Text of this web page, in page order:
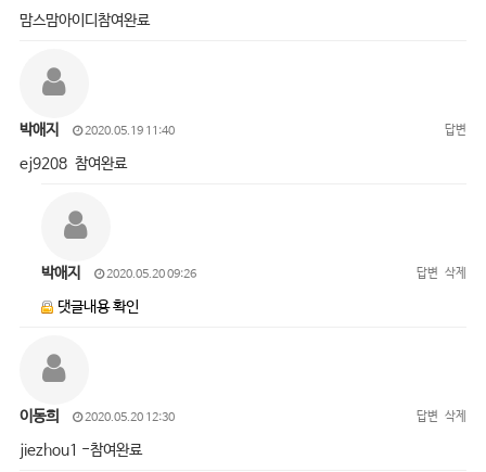
맘스맘아이디참여완료
박애지 2020.05.19 11:40 답변
ej9208 참여완료
박애지 2020.05.20 09:26 답변 삭제
댓글내용 확인
이동희 2020.05.20 12:30 답변 삭제
jiezhou1 -참여완료